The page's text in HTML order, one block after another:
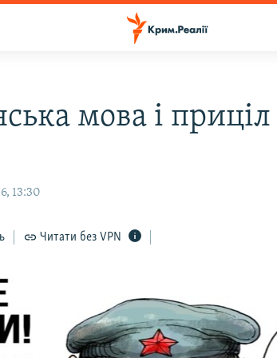
мова і
13:30
Читати без VPN